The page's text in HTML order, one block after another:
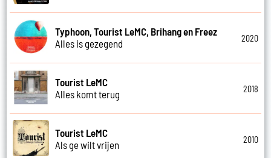
Typhoon, Tourist LeMC, Brihang en Freez
Alles is gezegend
2020
Tourist LeMC
Alles komt terug
2018
Tourist LeMC
Als ge wilt vrijen
2010